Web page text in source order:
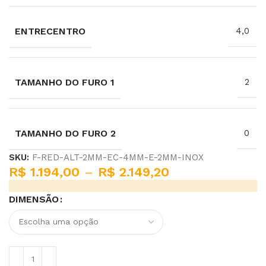
ENTRECENTRO 4,0
TAMANHO DO FURO 1 2
TAMANHO DO FURO 2 0
SKU: F-RED-ALT-2MM-EC-4MM-E-2MM-INOX
R$ 1.194,00 – R$ 2.149,20
DIMENSÃO